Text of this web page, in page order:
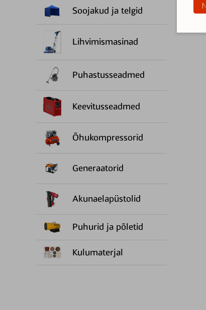
Soojakud ja telgid
Lihvimismasinad
Puhastusseadmed
Keevitusseadmed
Õhukompressorid
Generaatorid
Akunaelapüstolid
Puhurid ja põletid
Kulumaterjal